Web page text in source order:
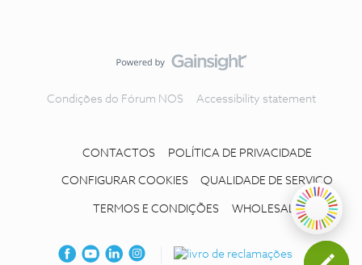
Condições do Fórum NOS Accessibility statement
CONTACTOS POLÍTICA DE PRIVACIDADE
CONFIGURAR COOKIES QUALIDADE DE SERVIÇO
TERMOS E CONDIÇÕES WHOLESALE